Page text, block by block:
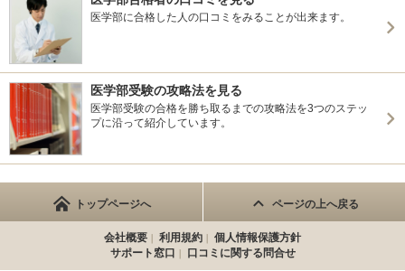
医学部に合格した人の口コミをみることが出来ます。
医学部受験の攻略法を見る
医学部受験の合格を勝ち取るまでの攻略法を3つのステッ
プに沿って紹介しています。
トップページへ ページの上へ戻る
会社概要 利用規約
個人情報保護方針
サポート窓口
口コミに関する問合せ